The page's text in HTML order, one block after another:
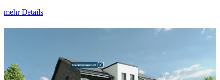
mehr Details